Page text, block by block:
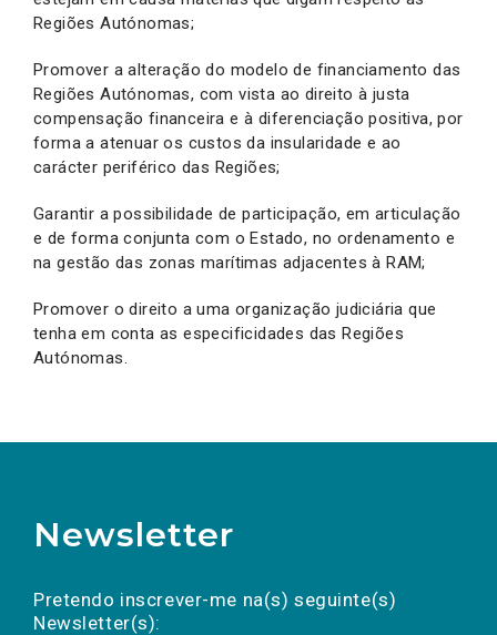
Regiões Autónomas;
Promover a alteração do modelo de financiamento das
Regiões Autónomas, com vista ao direito à justa
compensação financeira e à diferenciação positiva, por
forma a atenuar os custos da insularidade e ao
carácter periférico das Regiões;
Garantir a possibilidade de participação, em articulação
e de forma conjunta com o Estado, no ordenamento e
na gestão das zonas marítimas adjacentes à RAM;
Promover o direito a uma organização judiciária que
tenha em conta as especificidades das Regiões
Autónomas.
Newsletter
Pretendo inscrever-me na(s) seguinte(s)
Newsletter(s):
a(s) newsletter(s).
mail